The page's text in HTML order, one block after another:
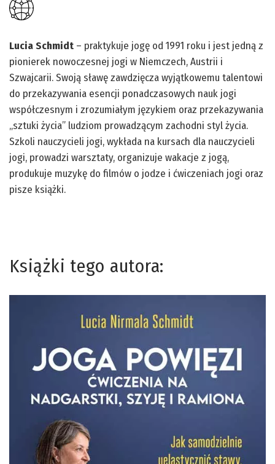
Lucia Schmidt – praktykuje jogę od 1991 roku i jest jedną z
pionierek nowoczesnej jogi w Niemczech, Austrii i
Szwajcarii. Swoją sławę zawdzięcza wyjątkowemu talentowi
do przekazywania esencji ponadczasowych nauk jogi
współczesnym i zrozumiałym językiem oraz przekazywania
„sztuki życia” ludziom prowadzącym zachodni styl życia.
Szkoli nauczycieli jogi, wykłada na kursach dla nauczycieli
jogi, prowadzi warsztaty, organizuje wakacje z jogą,
produkuje muzykę do filmów o jodze i ćwiczeniach jogi oraz
pisze książki.
Książki tego autora: